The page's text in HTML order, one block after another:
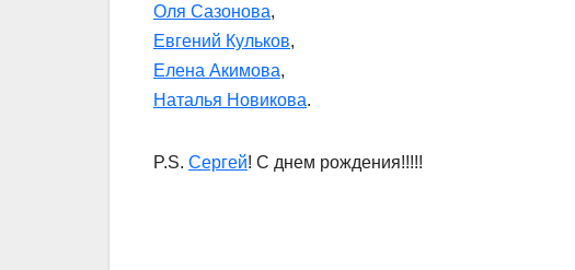
Оля Сазонова,
Евгений Кульков,
Елена Акимова,
Наталья Новикова.
P.S. Cергей! С днем рождения!!!!!